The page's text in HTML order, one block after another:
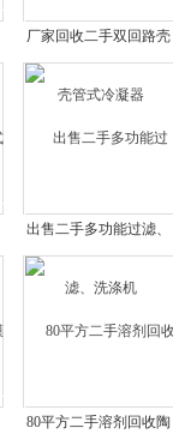
厂家回收二手双回路壳
管式冷凝器
出售二手多功能过滤、
洗涤机
80平方二手溶剂回收陶